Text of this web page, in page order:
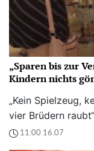
„Sparen bis zur
Kindern nichts
„Kein Spielzeug,
vier Brüdern raubt“
11:00 16.07